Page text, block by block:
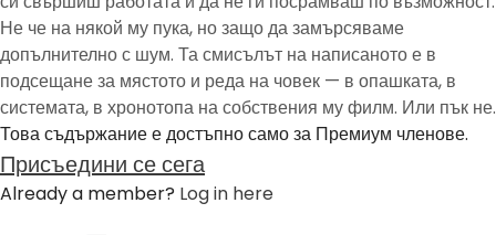
Не че на някой му пука, но защо да замърсяваме
допълнително с шум. Та смисълът на написаното е в
подсещане за мястото и реда на човек — в опашката, в
системата, в хронотопа на собствения му филм. Или пък не.
Това съдържание е достъпно само за Премиум членове.
Присъедини се сега
Already a member? Log in here